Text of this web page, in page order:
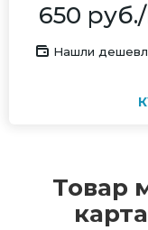
650 руб.
Нашли
Товар